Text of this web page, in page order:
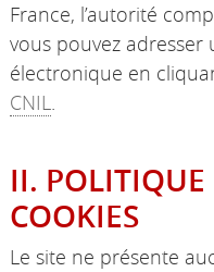
France, l’autorité
vous pouvez
électronique en
CNIL.
II. POLITIQUE
COOKIES
Le site ne présente